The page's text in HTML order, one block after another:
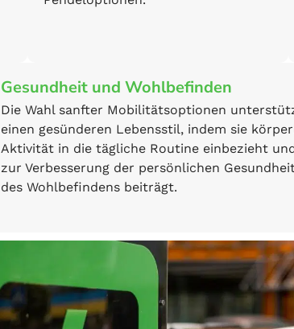
Gesundheit und Wohlbefinden
Die Wahl sanfter Mobilitätsoptionen
einen gesünderen Lebensstil, indem sie
Aktivität in die tägliche Routine einbezieht
zur Verbesserung der persönlichen
des Wohlbefindens beiträgt.